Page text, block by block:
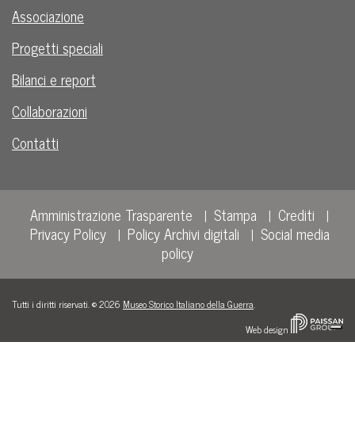
Associazione
Progetti speciali
Bilanci e report
Collaborazioni
Contatti
Amministrazione Trasparente Stampa
Crediti
Privacy Policy
Policy Archivi digitali
Social media
policy
Tutti i diritti riservati. © 2026 Museo Storico Italiano della Guerra.
Web design